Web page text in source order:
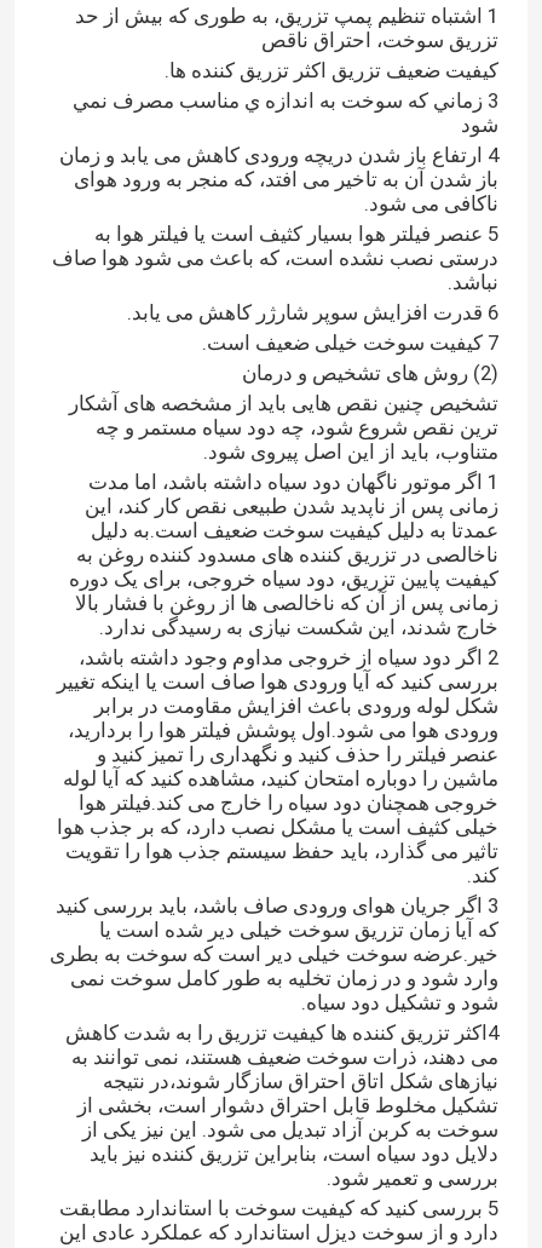
1 اشتباه تنظیم پمپ تزریق، به طوری که بیش از حد
تزریق سوخت، احتراق ناقص
کیفیت ضعیف تزریق اکثر تزریق کننده ها.
3 زماني که سوخت به اندازه ي مناسب مصرف نمي
شود
4 ارتفاع باز شدن دریچه ورودی کاهش می یابد و زمان
باز شدن آن به تاخیر می افتد، که منجر به ورود هوای
ناکافی می شود.
5 عنصر فیلتر هوا بسیار کثیف است یا فیلتر هوا به
درستی نصب نشده است، که باعث می شود هوا صاف
نباشد.
6 قدرت افزایش سوپر شارژر کاهش می یابد.
7 کیفیت سوخت خیلی ضعیف است.
(2) روش های تشخیص و درمان
تشخیص چنین نقص هایی باید از مشخصه های آشکار
ترین نقص شروع شود، چه دود سیاه مستمر و چه
متناوب، باید از این اصل پیروی شود.
1 اگر موتور ناگهان دود سیاه داشته باشد، اما مدت
زمانی پس از ناپدید شدن طبیعی نقص کار کند، این
عمدتا به دلیل کیفیت سوخت ضعیف است.به دلیل
ناخالصی در تزریق کننده های مسدود کننده روغن به
کیفیت پایین تزریق، دود سیاه خروجی، برای یک دوره
زمانی پس از آن که ناخالصی ها از روغن با فشار بالا
خارج شدند، این شکست نیازی به رسیدگی ندارد.
2 اگر دود سیاه از خروجی مداوم وجود داشته باشد،
بررسی کنید که آیا ورودی هوا صاف است یا اینکه تغییر
شکل لوله ورودی باعث افزایش مقاومت در برابر
ورودی هوا می شود.اول پوشش فیلتر هوا را بردارید،
عنصر فیلتر را حذف کنید و نگهداری را تمیز کنید و
ماشین را دوباره امتحان کنید، مشاهده کنید که آیا لوله
خروجی همچنان دود سیاه را خارج می کند.فیلتر هوا
خیلی کثیف است یا مشکل نصب دارد، که بر جذب هوا
تاثیر می گذارد، باید حفظ سیستم جذب هوا را تقویت
کند.
3 اگر جریان هوای ورودی صاف باشد، باید بررسی کنید
که آیا زمان تزریق سوخت خیلی دیر شده است یا
خیر.عرضه سوخت خیلی دیر است که سوخت به بطری
وارد شود و در زمان تخلیه به طور کامل سوخت نمی
شود و تشکیل دود سیاه.
4اکثر تزریق کننده ها کیفیت تزریق را به شدت کاهش
می دهند، ذرات سوخت ضعیف هستند، نمی توانند به
نیازهای شکل اتاق احتراق سازگار شوند،در نتیجه
تشکیل مخلوط قابل احتراق دشوار است، بخشی از
سوخت به کربن آزاد تبدیل می شود. این نیز یکی از
دلایل دود سیاه است، بنابراین تزریق کننده نیز باید
بررسی و تعمیر شود.
5 بررسی کنید که کیفیت سوخت با استاندارد مطابقت
دارد و از سوخت دیزل استاندارد که عملکرد عادی این